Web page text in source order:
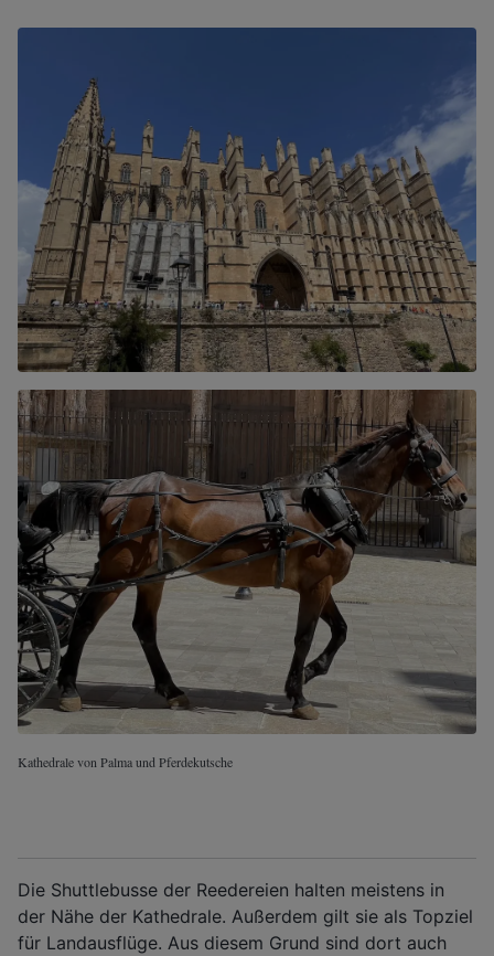
Kathedrale von Palma und Pferdekutsche
Die Shuttlebusse der Reedereien halten meistens in
der Nähe der Kathedrale. Außerdem gilt sie als Topziel
für Landausflüge. Aus diesem Grund sind dort auch